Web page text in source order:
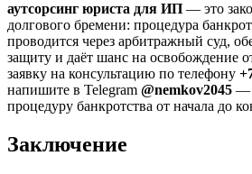
аутсорсинг юриста для ИП — это
долгового бремени: процедура
проводится через арбитражный суд,
защиту и даёт шанс на освобождение
заявку на консультацию по телефону
напишите в Telegram @nemkov2045 —
процедуру банкротства от начала до
Заключение